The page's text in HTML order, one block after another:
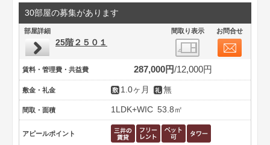
30部屋の募集があります
部屋詳細 間取り表示 お問合せ
25階２５０１
賃料・管理費・共益費 287,000円 12,000円
敷金・礼金 1.0ヶ月 無
間取・面積 1LDK+WIC 53.8㎡
アピールポイント